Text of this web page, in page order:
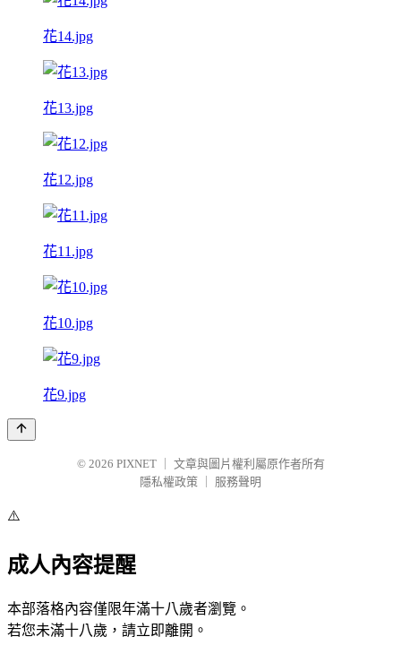
花14.jpg
花13.jpg
花12.jpg
花11.jpg
花10.jpg
花9.jpg
© 2026 PIXNET
文章與圖片權利屬原作者所有
隱私權政策
服務聲明
⚠️
成人內容提醒
本部落格內容僅限年滿十八歲者瀏覽。
若您未滿十八歲，請立即離開。